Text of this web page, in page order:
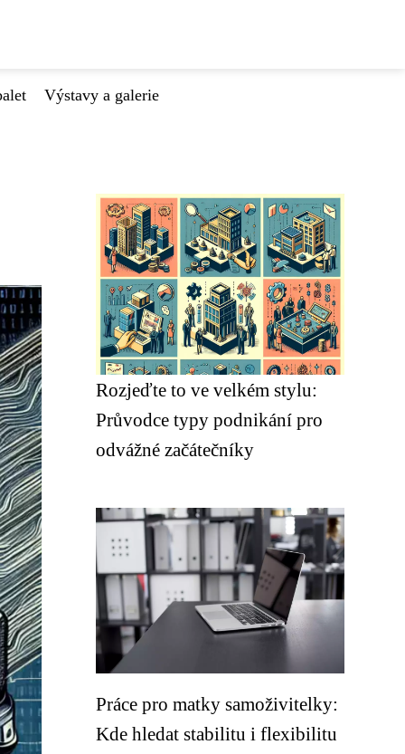
Výstavy a galerie
Rozjeďte to ve velkém stylu:
Průvodce typy podnikání pro
odvážné začátečníky
Práce pro matky samoživitelky:
Kde hledat stabilitu i flexibilitu